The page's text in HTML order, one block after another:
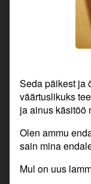
Seda päikest ja
väärtuslikuks
ja ainus käsitöö
Olen ammu
sain mina
Mul on uus